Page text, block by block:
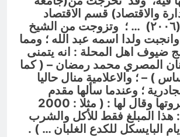
والاقتصاد) قسم الاقتصاد
العام في عام(٢٠٠٦) … ؛ وتزوجت من الشيخ
ولدا اسمه عبد الله ؛ ومما
ضيوف اهل المحلة : انه يتمنى
المصري محمد رمضان – ( كما
) – ؛ والاعلامية منال حاليا
؛ وعندما سألها مقدم
البرنامج عن ثروتها وقال لها : ( مثلا : 2000
: هذا المبلغ فقط للأكل والشرب
البايسكل للكدع الغلبان … ) .